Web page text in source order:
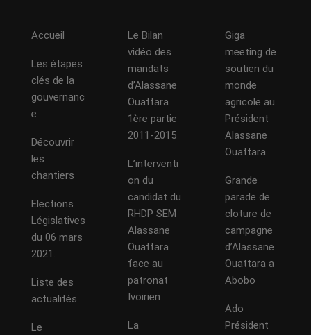
Accueil
Les étapes
clés de la
gouvernanc
e
Découvrir
les
chantiers
Elections
Législatives
du 06 mars
2021.
Liste des
actualités
Le
Le Bilan
vidéo des
mandats
d’Alassane
Ouattara
1ère partie
2011-2015
L’interventi
on du
candidat du
RHDP SEM
Alassane
Ouattara
face au
patronat
Ivoirien
La
Giga
meeting de
soutien du
monde
agricole au
Président
Alassane
Ouattara
Grande
parade de
cloture de
campagne
d’Alassane
Ouattara a
Abobo
Ado
Président